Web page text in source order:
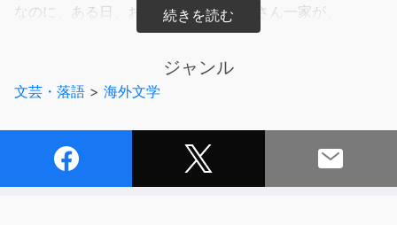
なのに、ある日、おとなりのグレッグさん一家が、
シカを撃ちころして運んでいるのを見たとき、
ジャンル
文芸・落語 > 海外文学